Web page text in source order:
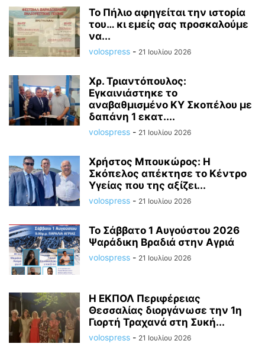
Το Πήλιο αφηγείται την ιστορία
του… κι εμείς σας προσκαλούμε
να...
volospress - 21 Ιουλίου 2026
Χρ. Τριαντόπουλος:
Εγκαινιάστηκε το
αναβαθμισμένο ΚΥ Σκοπέλου με
δαπάνη 1 εκατ....
volospress - 21 Ιουλίου 2026
Χρήστος Μπουκώρος: Η
Σκόπελος απέκτησε το Κέντρο
Υγείας που της αξίζει...
volospress - 21 Ιουλίου 2026
Το Σάββατο 1 Αυγούστου 2026
Ψαράδικη Βραδιά στην Αγριά
volospress - 21 Ιουλίου 2026
Η ΕΚΠΟΛ Περιφέρειας
Θεσσαλίας διοργάνωσε την 1η
Γιορτή Τραχανά στη Συκή...
volospress - 21 Ιουλίου 2026